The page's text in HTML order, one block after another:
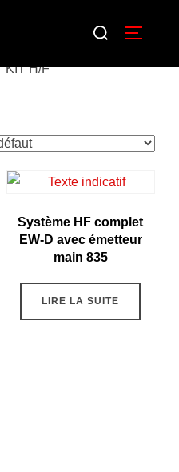
H/F”
Système HF complet
EW-D avec émetteur
main 835
LIRE LA SUITE